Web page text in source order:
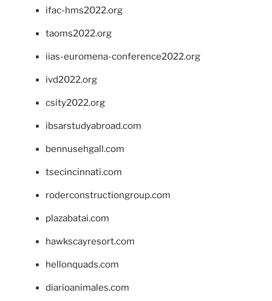
ifac-hms2022.org
taoms2022.org
iias-euromena-conference2022.org
ivd2022.org
csity2022.org
ibsarstudyabroad.com
bennusehgall.com
tsecincinnati.com
roderconstructiongroup.com
plazabatai.com
hawkscayresort.com
hellonquads.com
diarioanimales.com